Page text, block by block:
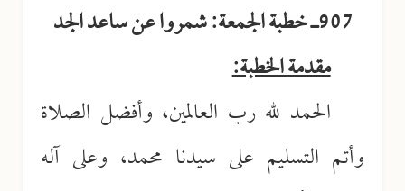
907ـ خطبة الجمعة: شمروا عن ساعد الجد
مقدمة الخطبة:
الحمد لله رب العالمين، وأفضل الصلاة
وأتم التسليم على سيدنا محمد، وعلى آله